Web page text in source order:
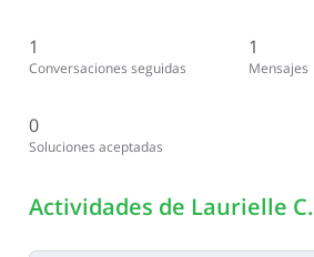
1
Conversaciones seguidas
1
Mensajes
0
Soluciones aceptadas
Actividades de Laurielle C.